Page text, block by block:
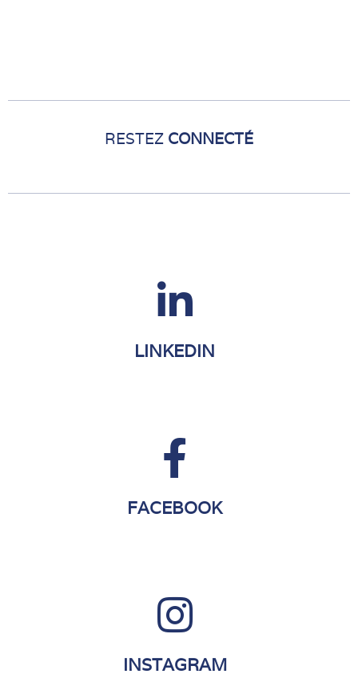
RESTEZ CONNECTÉ
LINKEDIN
FACEBOOK
INSTAGRAM